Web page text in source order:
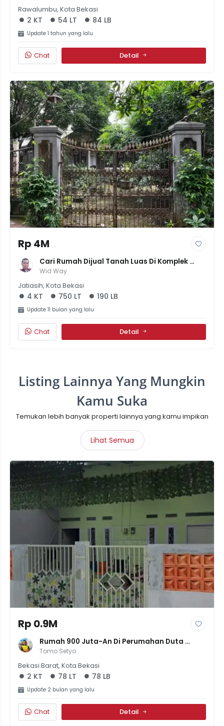
Rawalumbu, Kota Bekasi
2 KT 54 LT 84 LB
Update 1 tahun yang lalu
Chat Detail
Rp 4M
Cari Rumah Dijual Tanah Luas Di Komplek
Pemda Jatiasih Terbaru 2025
Wid Way
Jatiasih, Kota Bekasi
4 KT 750 LT 190 LB
Update 11 bulan yang lalu
Chat Detail
Listing Lainnya Yang Mungkin
Kamu Suka
Temukan lebih banyak properti lainnya yang kamu impikan
Lihat Semua
Rp 0.9M
Rumah 900 Juta-An Di Perumahan Duta
Kranji Bintara Bekasi
Tomo Setyo
Bekasi Barat, Kota Bekasi
2 KT 78 LT 78 LB
Update 2 bulan yang lalu
Chat Detail